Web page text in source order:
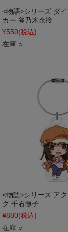
<物語>シリーズ ダ
カー 斧乃木余接
¥550(税込)
在庫 ○
<物語>シリーズ ア
グ 千石撫子
¥880(税込)
在庫 ○